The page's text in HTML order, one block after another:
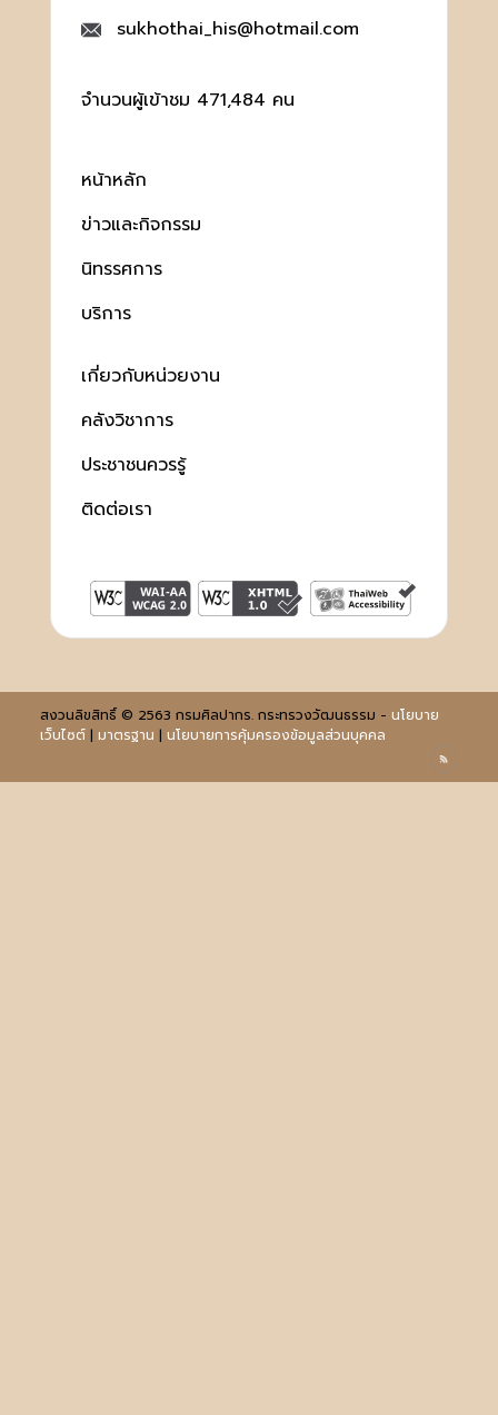
sukhothai_his@hotmail.com
จำนวนผู้เข้าชม 471,484 คน
หน้าหลัก
ข่าวและกิจกรรม
นิทรรศการ
บริการ
เกี่ยวกับหน่วยงาน
คลังวิชาการ
ประชาชนควรรู้
ติดต่อเรา
สงวนลิขสิทธิ์ © 2563 กรมศิลปากร. กระทรวงวัฒนธรรม - นโยบาย
เว็บไซต์| มาตรฐาน | นโยบายการคุ้มครองข้อมูลส่วนบุคคล